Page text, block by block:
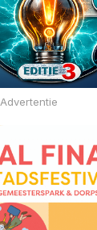
Advertentie